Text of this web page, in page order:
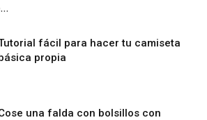
fácil para hacer tu camiseta
propia
una falda con bolsillos con